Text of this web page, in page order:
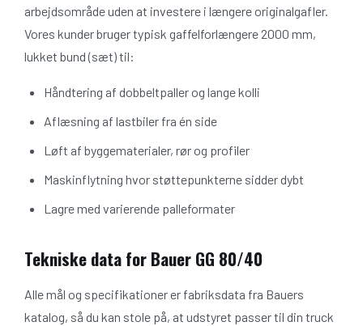
arbejdsområde uden at investere i længere originalgafler.
Vores kunder bruger typisk gaffelforlængere 2000 mm,
lukket bund (sæt) til:
Håndtering af dobbeltpaller og lange kolli
Aflæsning af lastbiler fra én side
Løft af byggematerialer, rør og profiler
Maskinflytning hvor støttepunkterne sidder dybt
Lagre med varierende palleformater
Tekniske data for Bauer GG 80/40
Alle mål og specifikationer er fabriksdata fra Bauers
katalog, så du kan stole på, at udstyret passer til din truck